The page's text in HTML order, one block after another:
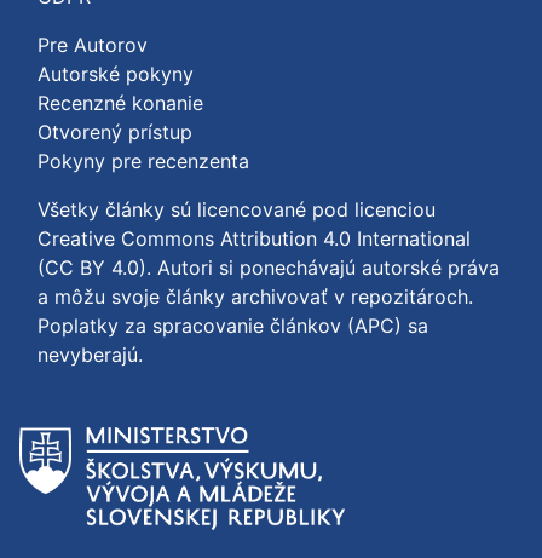
Pre Autorov
Autorské pokyny
Recenzné konanie
Otvorený prístup
Pokyny pre recenzenta
Všetky články sú licencované pod licenciou
Creative Commons Attribution 4.0 International
(CC BY 4.0). Autori si ponechávajú autorské práva
a môžu svoje články archivovať v repozitároch.
Poplatky za spracovanie článkov (APC) sa
nevyberajú.